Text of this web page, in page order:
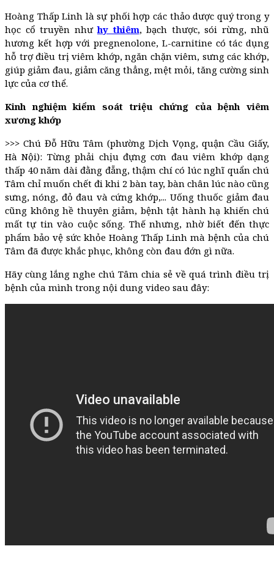
Hoàng Thấp Linh là sự phối hợp các thảo dược quý trong y
học cổ truyền nhưhy thiêm, bạch thược, sói rừng, nhũ
hương kết hợp với pregnenolone, L-carnitine có tác dụng
hỗ trợ điều trị viêm khớp, ngăn chặn viêm, sưng các khớp,
giúp giảm đau, giảm căng thẳng, mệt mỏi, tăng cường sinh
lực của cơ thể.
Kinh nghiệm kiểm soát triệu chứng của bệnh viêm
xương khớp
>>> Chú Đỗ Hữu Tâm (phường Dịch Vọng, quận Cầu Giấy,
Hà Nội): Từng phải chịu đựng cơn đau viêm khớp dạng
thấp 40 năm dài đằng đẵng, thậm chí có lúc nghĩ quẩn chú
Tâm chỉ muốn chết đi khi 2 bàn tay, bàn chân lúc nào cũng
sưng, nóng, đỏ đau và cứng khớp,... Uống thuốc giảm đau
cũng không hề thuyên giảm, bệnh tật hành hạ khiến chú
mất tự tin vào cuộc sống. Thế nhưng, nhờ biết đến thực
phẩm bảo vệ sức khỏe Hoàng Thấp Linh mà bệnh của chú
Tâm đã được khắc phục, không còn đau đớn gì nữa.
Hãy cùng lắng nghe chú Tâm chia sẻ về quá trình điều trị
bệnh của mình trong nội dung video sau đây: